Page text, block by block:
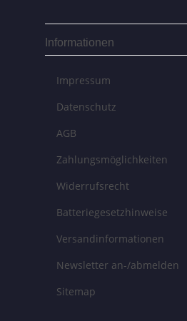
Informationen
Impressum
Datenschutz
AGB
Zahlungsmöglichkeiten
Widerrufsrecht
Batteriegesetzhinweise
Versandinformationen
Newsletter an-/abmelden
Sitemap